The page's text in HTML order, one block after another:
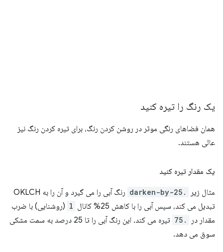
یک رنگ را تیره کنید
همان فضاهای رنگی موثر در روشن کردن رنگ، برای تیره کردن رنگ نیز
عالی هستند.
یک مقدار تیره کنید
مثال زیر .darken-by-25
رنگ آبی را می گیرد و آن را به OKLCH
تبدیل می کند، سپس آبی را با کاهش 25% کانال
l (روشنایی) با ضرب
مقدار در
.75
تیره می کند. این رنگ آبی را تا 25 درصد به سمت مشکی
سوق می دهد.